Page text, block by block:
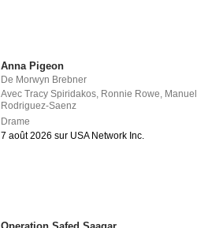
Anna Pigeon
De Morwyn Brebner
AvecTracy Spiridakos, Ronnie Rowe, Manuel
Rodriguez-Saenz
Drame
7 août 2026 sur USA Network Inc.